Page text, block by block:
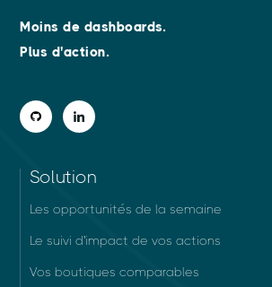
Moins de dashboards.
Plus d'action.
Solution
Les opportunités de la semaine
Le suivi d'impact de vos actions
Vos boutiques comparables